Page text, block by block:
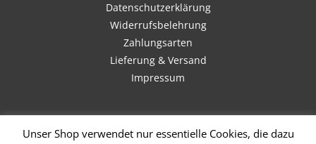
Datenschutzerklärung
Widerrufsbelehrung
Zahlungsarten
Lieferung & Versand
Impressum
Unser Shop verwendet nur essentielle Cookies, die dazu